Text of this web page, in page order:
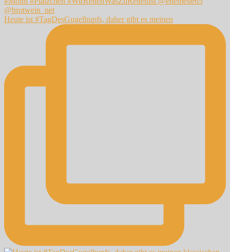
Heute ist #TagDesGugelhupfs, daher gibt es meinen